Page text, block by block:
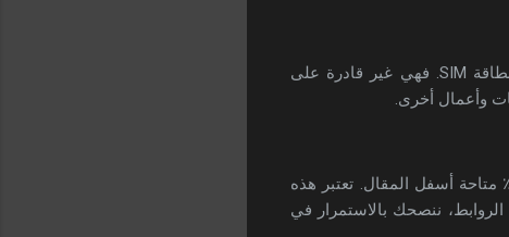
ويعود سبب هذه المشكلة، وفقًا لتصريحات العديد من الخبراء والأشخاص الذين جربوا ذلك، إلى بطاقة SIM. فهي غير قادرة على
وأعمال أخرى.
جميع روابط تحميل حل المشكلة التي لم يتم التسجيل عليها في الشبكة بطريقة مؤكدة بنسبة 100٪ متاحة أسفل المقال. تعتبر هذه
ننصحك بالاستمرار في